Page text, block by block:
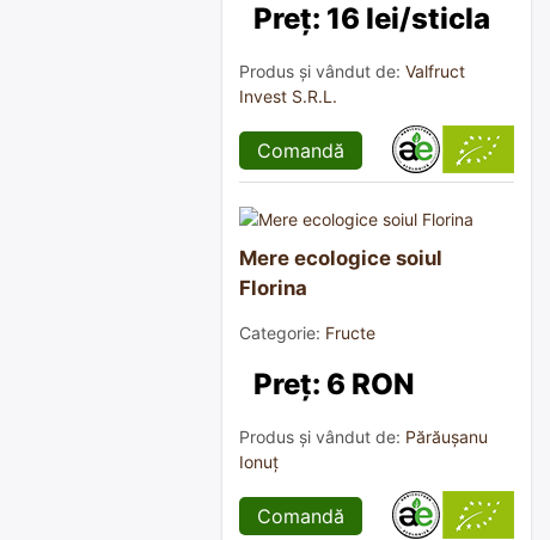
Preț: 16 lei/sticla
Produs și vândut de: Valfruct
Invest S.R.L.
Comandă
Mere ecologice soiul
Florina
Categorie: Fructe
Preț: 6 RON
Produs și vândut de: Părăușanu
Ionuț
Comandă